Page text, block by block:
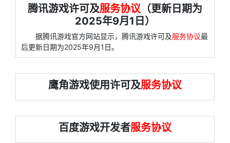
腾讯游戏许可及服务协议（更新日期为
2025年9月1日）
据腾讯游戏官方网站显示，腾讯游戏许可及服务协议最
后更新日期为2025年9月1日。
鹰角游戏使用许可及服务协议
百度游戏开发者服务协议